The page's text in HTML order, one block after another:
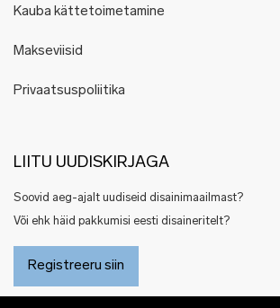
Kauba kättetoimetamine
Makseviisid
Privaatsuspoliitika
LIITU UUDISKIRJAGA
Soovid aeg-ajalt uudiseid disainimaailmast?
Või ehk häid pakkumisi eesti disaineritelt?
Registreeru siin